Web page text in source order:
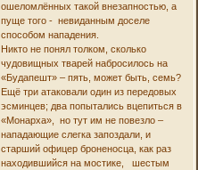
ошеломлённых такой внезапностью, а
пуще того - невиданным доселе
способом нападения.
Никто не понял толком, сколько
чудовищных тварей набросилось на
«Будапешт» – пять, может быть, семь?
Ещё три атаковали один из передовых
эсминцев; два попытались вцепиться в
«Монарха», но тут им не повезло –
нападающие слегка запоздали, и
старший офицер броненосца, как раз
находившийся на мостике, шестым